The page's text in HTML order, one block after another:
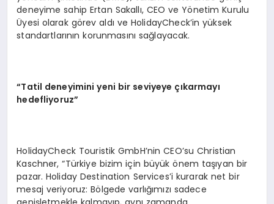
deneyime sahip Ertan Sakallı, CEO ve Yönetim Kurulu
Üyesi olarak görev aldı ve HolidayCheck’in yüksek
standartlarının korunmasını sağlayacak.
“Tatil deneyimini yeni bir seviyeye çıkarmayı
hedefliyoruz”
HolidayCheck Touristik GmbH’nin CEO’su Christian
Kaschner, “Türkiye bizim için büyük önem taşıyan bir
pazar. Holiday Destination Services’i kurarak net bir
mesaj veriyoruz: Bölgede varlığımızı sadece